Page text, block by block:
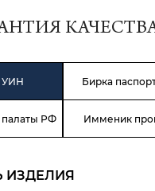
УИН Бирка
РФ Имменик
ИЗДЕЛИЯ